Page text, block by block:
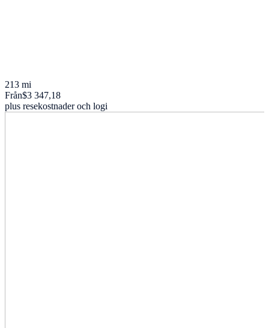
213 mi
Från$3 347,18
plus resekostnader och logi